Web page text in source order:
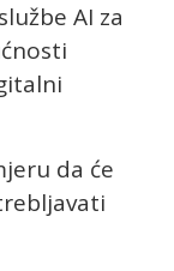
AI za
da će